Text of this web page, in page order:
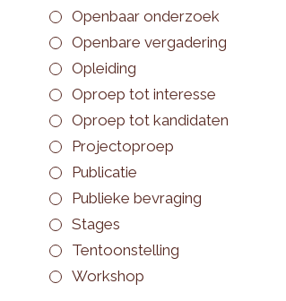
Openbaar onderzoek
Openbare vergadering
Opleiding
Oproep tot interesse
Oproep tot kandidaten
Projectoproep
Publicatie
Publieke bevraging
Stages
Tentoonstelling
Workshop